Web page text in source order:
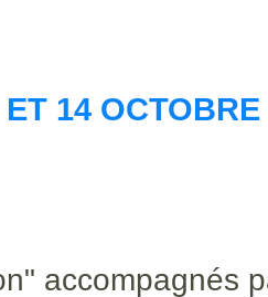
14 OCTOBRE
accompagnés